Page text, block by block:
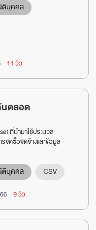
ติบุคคล
11 วิว
นตลอด
ที่นำมาใช้ประมวล
จัดซื้อจัดจ้างและข้อมูล
ติบุคคล CSV
9 วิว